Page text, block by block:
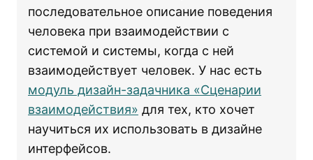
последовательное описание поведения
человека при взаимодействии с
системой и системы, когда с ней
взаимодействует человек. У нас есть
модуль дизайн-задачника «Сценарии
взаимодействия» для тех, кто хочет
научиться их использовать в дизайне
интерфейсов.